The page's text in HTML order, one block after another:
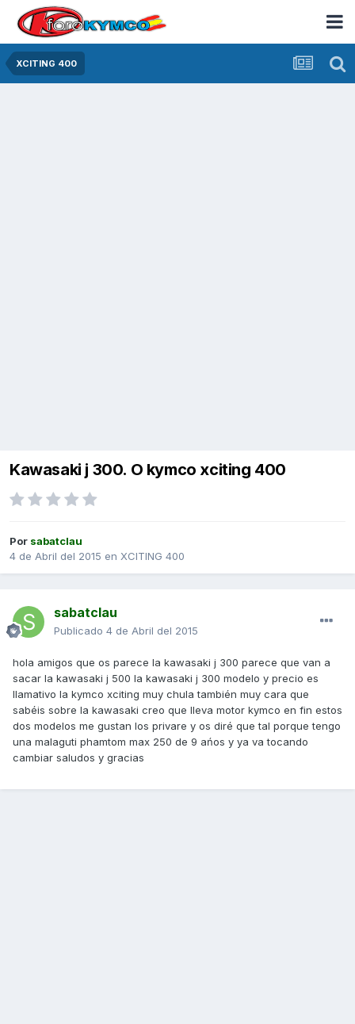
XCITING 400
Kawasaki j 300. O kymco xciting 400
Por sabatclau
4 de Abril del 2015 en XCITING 400
sabatclau
Publicado 4 de Abril del 2015
hola amigos que os parece la kawasaki j 300 parece que van a
sacar la kawasaki j 500 la kawasaki j 300 modelo y precio es
llamativo la kymco xciting muy chula también muy cara que
sabéis sobre la kawasaki creo que lleva motor kymco en fin estos
dos modelos me gustan los privare y os diré que tal porque tengo
una malaguti phamtom max 250 de 9 ańos y ya va tocando
cambiar saludos y gracias